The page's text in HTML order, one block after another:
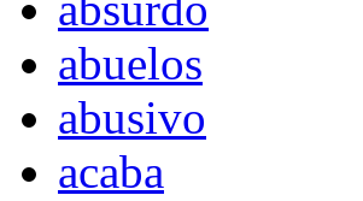
abuelos
abusivo
acaba